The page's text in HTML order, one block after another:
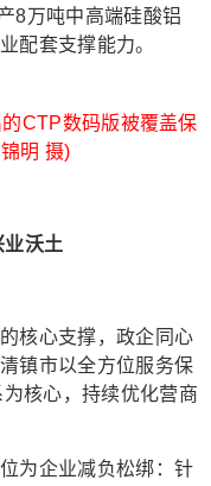
8万吨中高端硅酸铝
配套支撑能力。
CTP数码版被覆盖保
明 摄)
沃土
核心支撑，政企同心
镇市以全方位服务保
为核心，持续优化营商
为企业减负松绑：针